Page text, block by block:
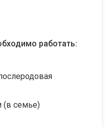
работать:
(в семье)